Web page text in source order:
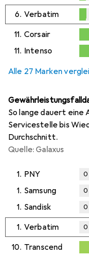
0,1%
6. Verbatim
0,1%
11. Corsair
0,2%
11. Intenso
Alle 27 Marken
So lange dauert eine
Servicestelle bis
Durchschnitt.
Quelle: Galaxus
1. PNY 0
1. Samsung 0
1. Sandisk 0
1. Verbatim 0
10. Transcend